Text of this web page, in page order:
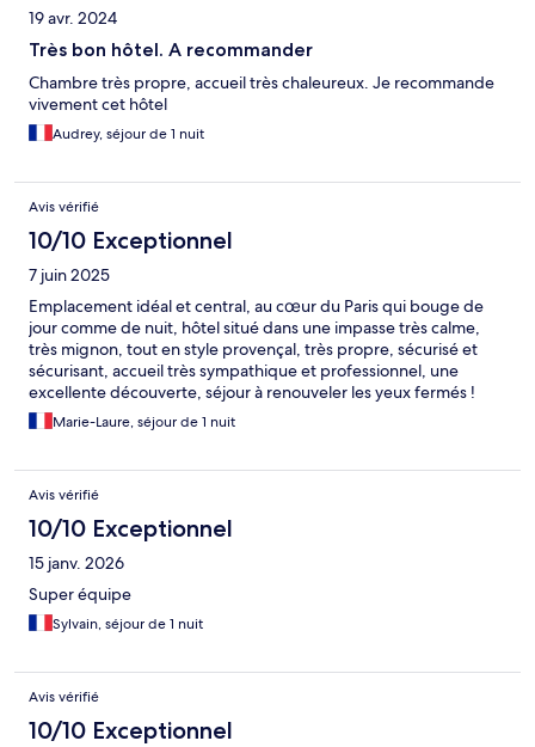
19 avr. 2024
Très bon hôtel. A recommander
Chambre très propre, accueil très chaleureux. Je recommande
vivement cet hôtel
Audrey, séjour de 1 nuit
Avis vérifié
10/10 Exceptionnel
7 juin 2025
Emplacement idéal et central, au cœur du Paris qui bouge de
jour comme de nuit, hôtel situé dans une impasse très calme,
très mignon, tout en style provençal, très propre, sécurisé et
sécurisant, accueil très sympathique et professionnel, une
excellente découverte, séjour à renouveler les yeux fermés !
Marie-Laure, séjour de 1 nuit
Avis vérifié
10/10 Exceptionnel
15 janv. 2026
Super équipe
Sylvain, séjour de 1 nuit
Avis vérifié
10/10 Exceptionnel